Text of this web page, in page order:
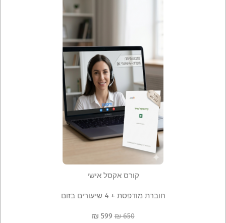
קורס אקסל אישי
חוברת מודפסת + 4 שיעורים בזום
650 ₪
599 ₪